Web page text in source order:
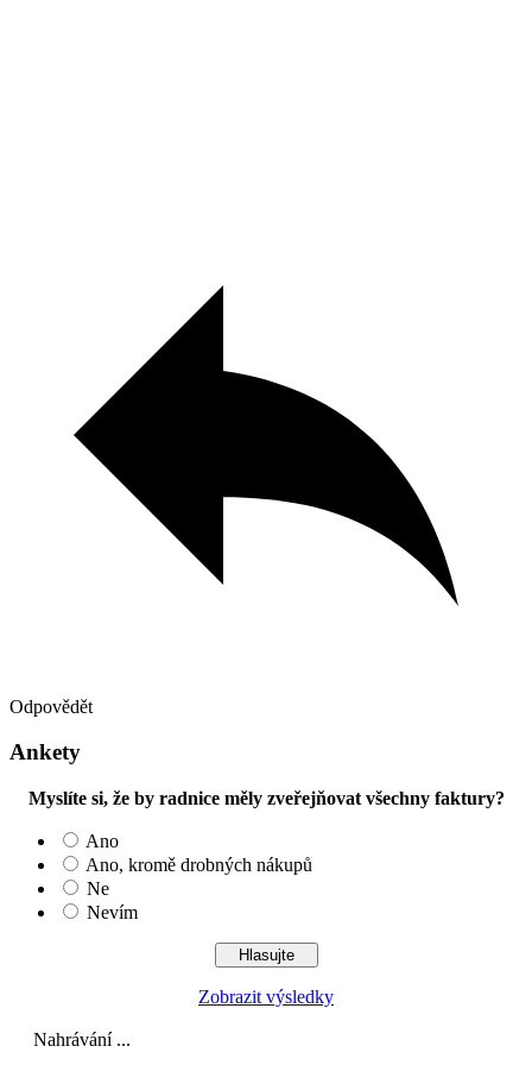
Odpovědět
Ankety
Myslíte si, že by radnice měly zveřejňovat všechny faktury?
Ano
Ano, kromě drobných nákupů
Ne
Nevím
Zobrazit výsledky
Nahrávání ...